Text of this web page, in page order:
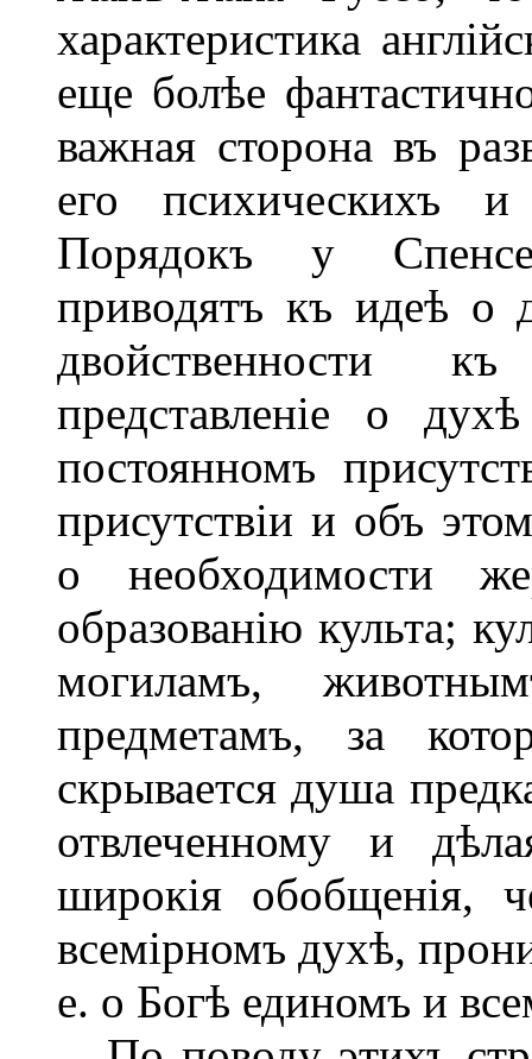
характеристика
еще болѣе
важная сторона въ
его психическихъ и
Порядокъ у
приводятъ къ идеѣ о
двойственности
представленіе о
постоянномъ
присутствіи и объ
о необходимости
образованію культа;
могиламъ,
предметамъ, за
скрывается душа
отвлеченному и
широкія обобщенія,
всемірномъ духѣ,
е. о Богѣ единомъ и